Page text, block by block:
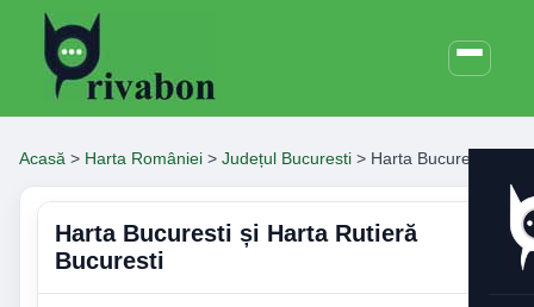
Acasă > Harta României > Județul Bucuresti > Harta Bucuresti
Harta Bucuresti și Harta Rutieră
Bucuresti